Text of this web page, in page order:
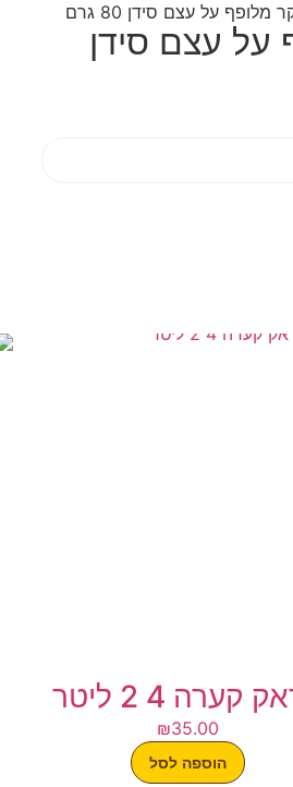
על עצם סידן 80 גרם
על עצם סידן
קערה 4 2 ליטר
₪35.00
הוספה לסל